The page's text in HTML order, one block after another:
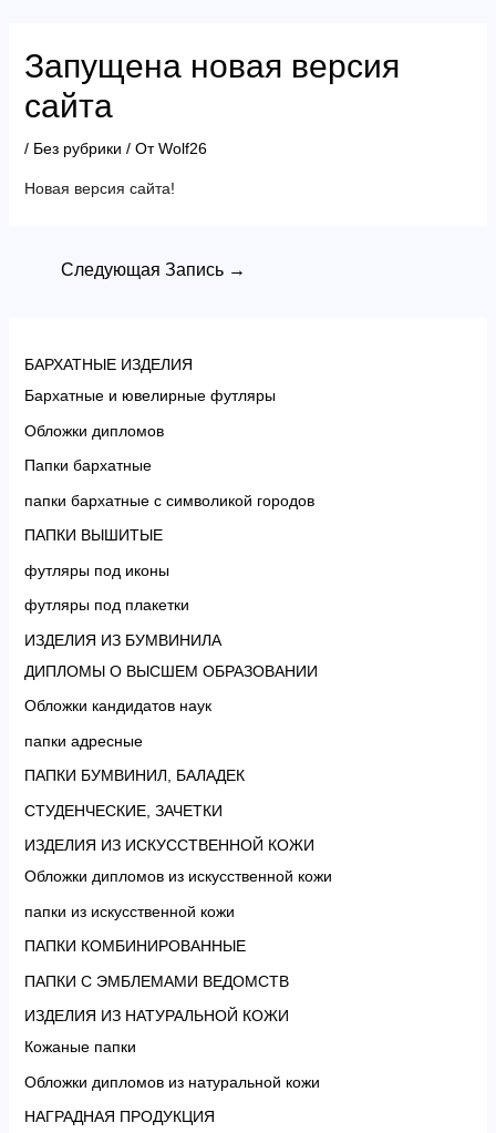
содержимому
БАРХАТНЫЕ ИЗДЕЛИЯ
Бархатные и ювелирные футляры
Обложки дипломов
Папки бархатные
папки бархатные с символикой городов
ПАПКИ ВЫШИТЫЕ
футляры под иконы
футляры под плакетки
ИЗДЕЛИЯ ИЗ БУМВИНИЛА
ДИПЛОМЫ О ВЫСШЕМ ОБРАЗОВАНИИ
Обложки кандидатов наук
папки адресные
ПАПКИ БУМВИНИЛ, БАЛАДЕК
СТУДЕНЧЕСКИЕ, ЗАЧЕТКИ
ИЗДЕЛИЯ ИЗ ИСКУССТВЕННОЙ КОЖИ
Обложки дипломов из искусственной кожи
папки из искусственной кожи
ПАПКИ КОМБИНИРОВАННЫЕ
ПАПКИ С ЭМБЛЕМАМИ ВЕДОМСТВ
ИЗДЕЛИЯ ИЗ НАТУРАЛЬНОЙ КОЖИ
Кожаные папки
Обложки дипломов из натуральной кожи
НАГРАДНАЯ ПРОДУКЦИЯ
Запущена новая версия
сайта
/ Без рубрики / ОтWolf26
Новая версия сайта!
НавигацияСледующая Запись →